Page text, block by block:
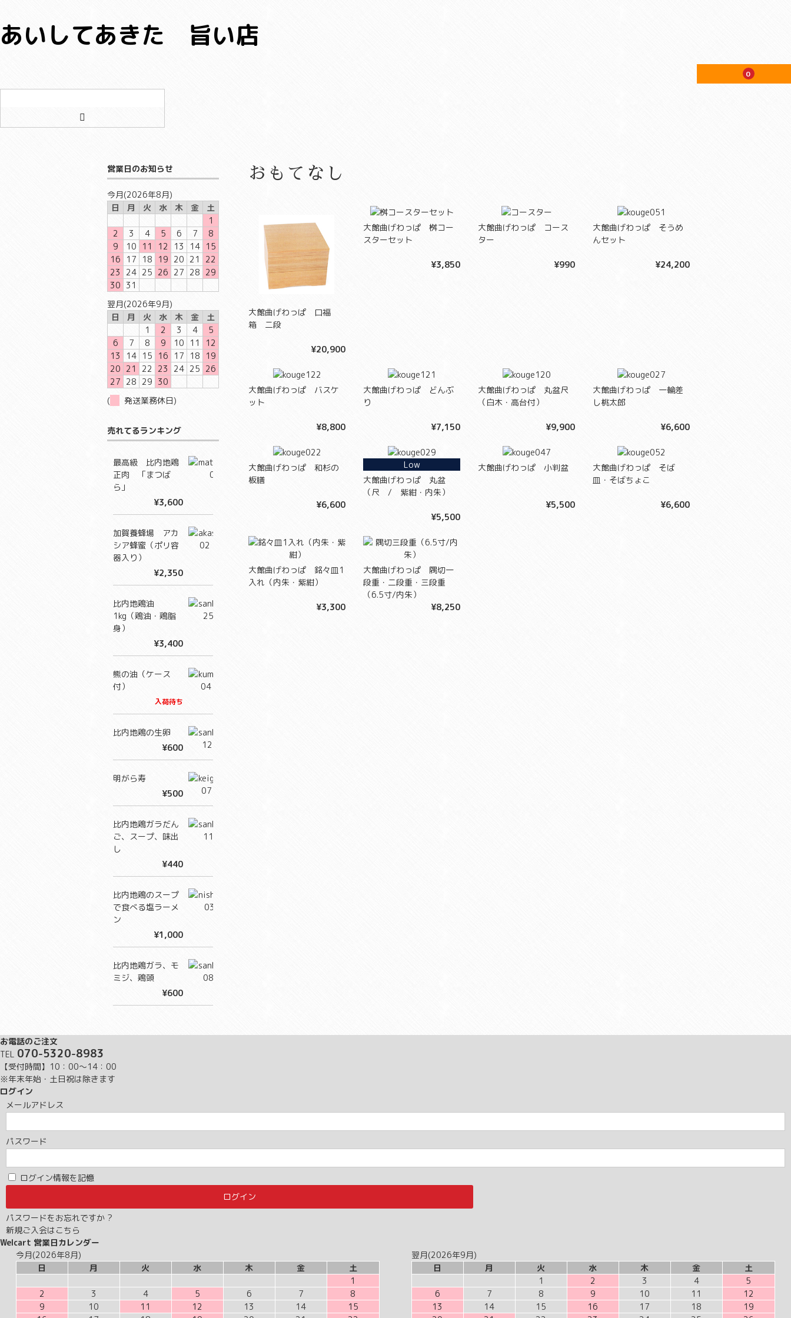
あいしてあきた 旨い店
0
おもてなし
大館曲げわっぱ 口福
箱 二段
¥20,900
大館曲げわっぱ 桝コー
スターセット
¥3,850
大館曲げわっぱ コース
ター
¥990
大館曲げわっぱ そうめ
んセット
¥24,200
大館曲げわっぱ バスケ
ット
¥8,800
大館曲げわっぱ どんぶ
り
¥7,150
大館曲げわっぱ 丸盆尺
（白木・高台付）
¥9,900
大館曲げわっぱ 一輪差
し桃太郎
¥6,600
大館曲げわっぱ 和杉の
板膳
¥6,600
Low
大館曲げわっぱ 丸盆
（尺 / 紫紺・内朱）
¥5,500
大館曲げわっぱ 小判盆
¥5,500
大館曲げわっぱ そば
皿・そばちょこ
¥6,600
大館曲げわっぱ 銘々皿1
入れ（内朱・紫紺）
¥3,300
大館曲げわっぱ 隅切一
段重・二段重・三段重
（6.5寸/内朱）
¥8,250
営業日のお知らせ
今月(2026年8月)
日
月 火 水 木 金
土
1
2
3 4 5 6 7
8
9
10 11 12 13 14 15
16
17 18 19 20 21
22
23
24 25 26 27 28 29
30 31
翌月(2026年9月)
日
月 火 水 木 金
土
1
2 3 4
5
6
7 8 9 10 11
12
13
14 15 16 17 18
19
20 21 22 23 24 25 26
27 28 29 30
(
発送業務休日)
売れてるランキング
最高級 比内地鶏
正肉 「まつば
ら」
¥3,600
加賀養蜂場 アカ
シア蜂蜜（ポリ容
器入り）
¥2,350
比内地鶏油
1kg（鶏油・鶏脂
身）
¥3,400
熊の油（ケース
付）
入荷待ち
比内地鶏の生卵
¥600
明がら寿
¥500
比内地鶏ガラだん
ご、スープ、味出
し
¥440
比内地鶏のスープ
で食べる塩ラーメ
ン
¥1,000
比内地鶏ガラ、モ
ミジ、鶏頭
¥600
お電話のご注文
TEL 070-5320-8983
【受付時間】10：00～14：00
※年末年始・土日祝は除きます
ログイン
メールアドレス
パスワード
ログイン情報を記憶
パスワードをお忘れですか ?
新規ご入会はこちら
Welcart 営業日カレンダー
今月(2026年8月)
日
月 火 水 木 金
土
1
2
3 4 5 6 7
8
9
10 11 12 13 14
15
翌月(2026年9月)
日
月 火 水 木 金
土
1
2 3 4
5
6
7 8 9 10 11
12
13
14 15 16 17 18
19